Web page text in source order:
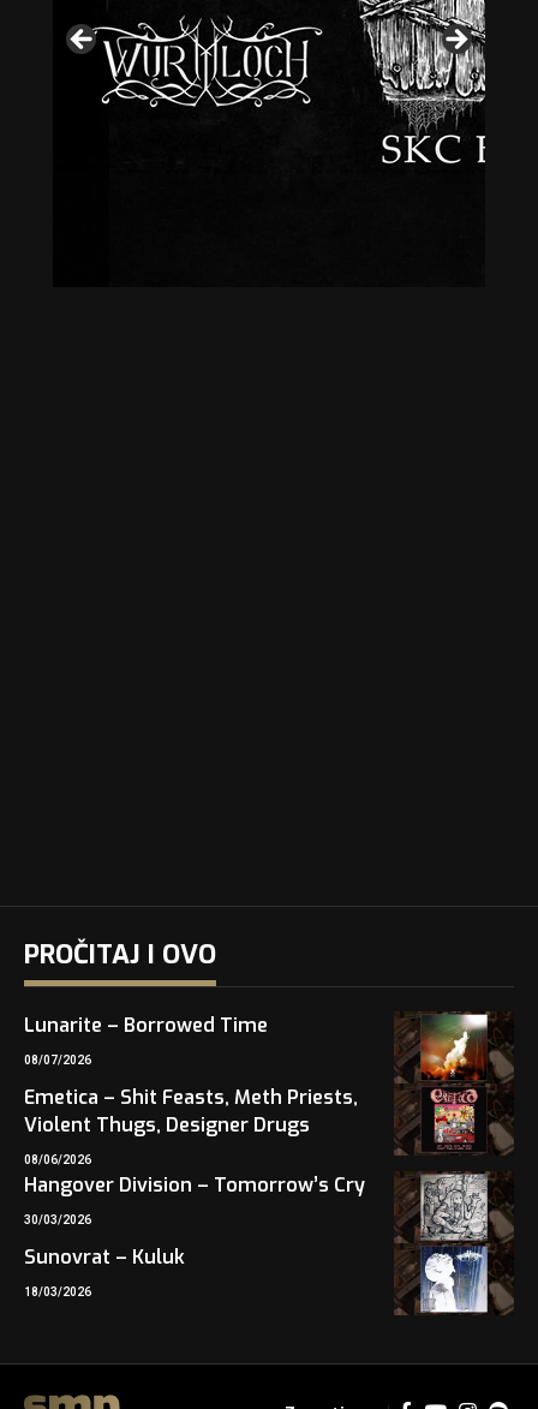
PROČITAJ I OVO
Lunarite – Borrowed Time
08/07/2026
Emetica – Shit Feasts, Meth Priests,
Violent Thugs, Designer Drugs
08/06/2026
Hangover Division – Tomorrow’s Cry
30/03/2026
Sunovrat – Kuluk
18/03/2026